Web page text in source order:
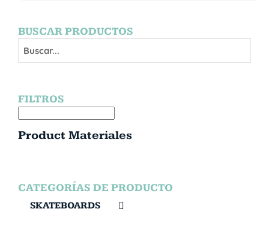
BUSCAR PRODUCTOS
FILTROS
Product Materiales
CATEGORÍAS DE PRODUCTO
SKATEBOARDS